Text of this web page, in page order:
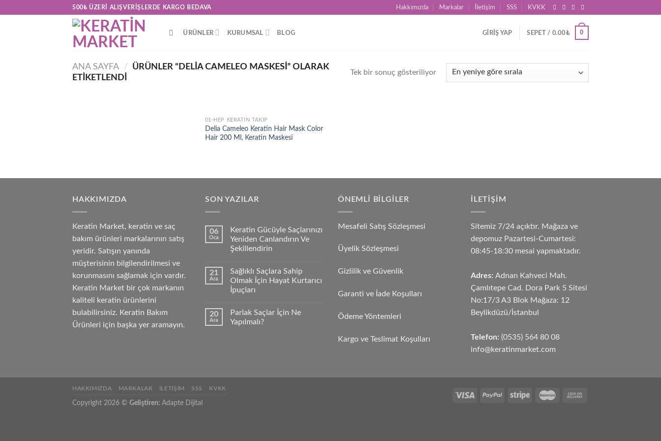
500₺ ÜZERI ALIŞVERIŞLERDE KARGO BEDAVA Hakkımızda Markalar İletişim SSS KVKK
ÜRÜNLER KURUMSAL BLOG GIRIŞ YAP SEPET / 0.00₺ 0
ANA SAYFA / ÜRÜNLER “DELIA CAMELEO MASKESI” OLARAK
ETIKETLENDI
Tek bir sonuç gösteriliyor
Add to
01-HEP KERATIN TAKIP
Delia Cameleo Keratin Hair Mask Color
Hair 200 Ml, Keratin Maskesi
HAKKIMIZDA
Keratin Market, keratin ve saç
bakım ürünleri markalarının satış
yeridir. Satışın yanında
müşterisinin bilgilendirilmesi ve
korunmasını sağlamak için vardır.
Keratin Market bir çok markanın
kaliteli keratin ürünlerini
bulabilirsiniz. Keratin Bakım
Ürünleri için başka yer aramayın.
SON YAZILAR
06
Oca
Keratin Gücüyle Saçlarınızı
Yeniden Canlandırın Ve
Şekillendirin
21
Ara
Sağlıklı Saçlara Sahip
Olmak İçin Hayat Kurtarıcı
İpuçları
20
Ara
Parlak Saçlar İçin Ne
Yapılmalı?
ÖNEMLI BILGILER
Mesafeli Satış Sözleşmesi
Üyelik Sözleşmesi
Gizlilik ve Güvenlik
Garanti ve İade Koşulları
Ödeme Yöntemleri
Kargo ve Teslimat Koşulları
İLETIŞIM
Sitemiz 7/24 açıktır. Mağaza ve
depomuz Pazartesi-Cumartesi:
08:45-18:30 mesai yapmaktadır.
Adres: Adnan Kahveci Mah.
Çamlıtepe Cad. Dora Park 5 Sitesi
No:17/3 A3 Blok Mağaza: 12
Beylikdüzü/İstanbul
Telefon: (0535) 564 80 08
info@keratinmarket.com
HAKKIMIZDA MARKALAR İLETIŞIM SSS KVKK
Copyright 2026 © Geliştiren: Adapte Dijital